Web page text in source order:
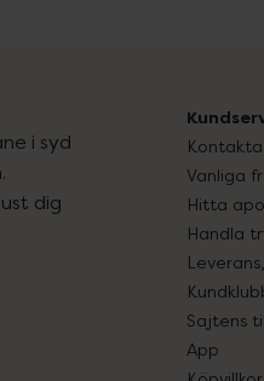
i syd
dig
Kontakta
Vanliga
Hitta
Handla
Sajtens
App